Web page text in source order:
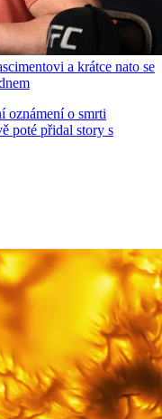
a krátce nato se
oznámení o smrti
poté přidal story s